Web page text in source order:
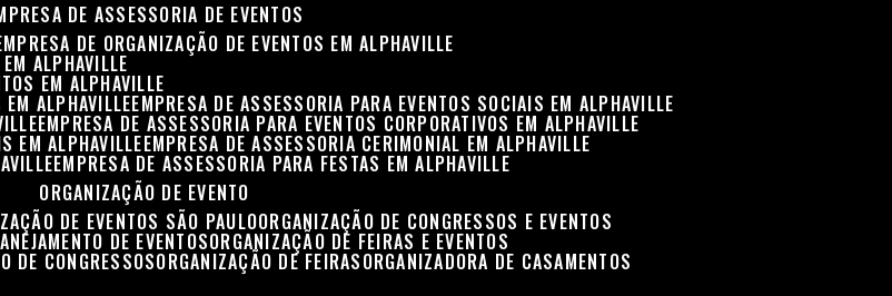
DE ASSESSORIA DE EVENTOS
EMPRESA DE ORGANIZAÇÃO DE EVENTOS EM ALPHAVILLE
ALPHAVILLE
EM ALPHAVILLE
EM ALPHAVILLE EMPRESA DE ASSESSORIA PARA EVENTOS SOCIAIS EM ALPHAVILLE
EMPRESA DE ASSESSORIA PARA EVENTOS CORPORATIVOS EM ALPHAVILLE
EM ALPHAVILLE EMPRESA DE ASSESSORIA CERIMONIAL EM ALPHAVILLE
EMPRESA DE ASSESSORIA PARA FESTAS EM ALPHAVILLE
ORGANIZAÇÃO DE EVENTO
DE EVENTOS SÃO PAULO ORGANIZAÇÃO DE CONGRESSOS E EVENTOS
DE EVENTOS ORGANIZAÇÃO DE FEIRAS E EVENTOS
DE CONGRESSOS ORGANIZAÇÃO DE FEIRAS ORGANIZADORA DE CASAMENTOS